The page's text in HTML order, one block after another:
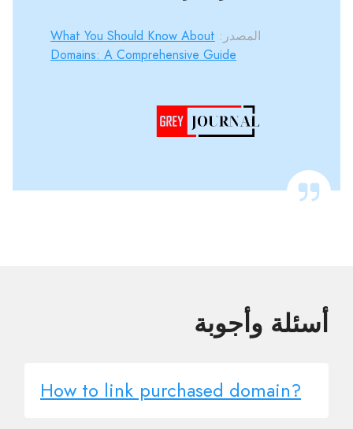
المصدر: What You Should Know About
Domains: A Comprehensive Guide
أسئلة وأجوبة
How to link purchased domain?